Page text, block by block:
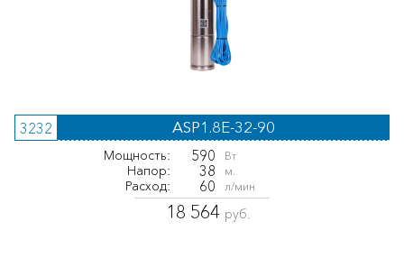
3232 ASP1.8E-32-90
Мощность: 590 Вт
Напор: 38 м.
Расход: 60 л/мин
18 564 руб.